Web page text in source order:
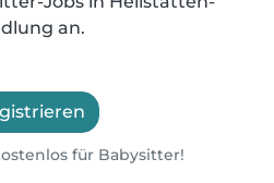
an.
für Babysitter!